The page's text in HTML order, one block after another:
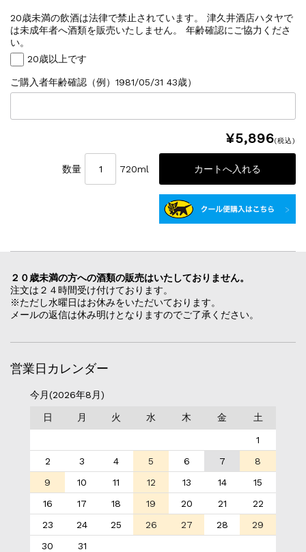
20歳未満の飲酒は法律で禁止されています。 津久井酒店ハタヤで
は未成年者へ酒類を販売いたしません。 年齢確認にご協力くださ
い。
20歳以上です
ご購入者年齢確認（例）1981/05/31 43歳）
¥5,896(税込)
数量 720ml
２０歳未満の方への酒類の販売はいたしておりません。
注文は２４時間受け付けております。
※ただし水曜日はお休みをいただいております。
メールの返信は休み明けとなりますのでご了承ください。
営業日カレンダー
今月(2026年8月)
日 月 火 水 木 金 土
1
2
3 4 5 6 7
8
9
10 11 12 13 14
15
16
17 18 19 20 21
22
23
24 25 26 27 28
29
30
31